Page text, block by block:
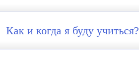
Как и когда я буду учиться?